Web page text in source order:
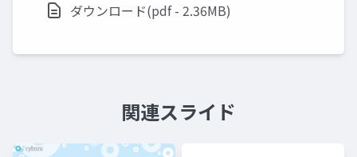
ダウンロード(pdf - 2.36MB)
関連スライド